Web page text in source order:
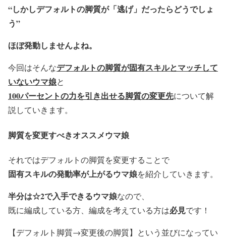
“しかしデフォルトの脚質が「逃げ」だったらどうでしょ
う”
ほぼ発動しませんよね。
今回はそんなデフォルトの脚質が固有スキルとマッチして
いないウマ娘と
100パーセントの力を引き出せる脚質の変更先について解
説していきます。
脚質を変更すべきオススメウマ娘
それではデフォルトの脚質を変更することで
固有スキルの発動率が上がるウマ娘を紹介していきます。
半分は☆2で入手できるウマ娘なので、
既に編成している方、編成を考えている方は必見です！
【デフォルト脚質→変更後の脚質】という並びになってい